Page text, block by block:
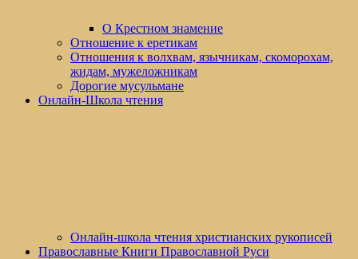
О Крестном знамение
Отношение к еретикам
Отношения к волхвам, язычникам, скоморохам,
жидам, мужеложникам
Дорогие мусульмане
Онлайн-Школа чтения
Онлайн-школа чтения христианских рукописей
Православные Книги Православной Руси